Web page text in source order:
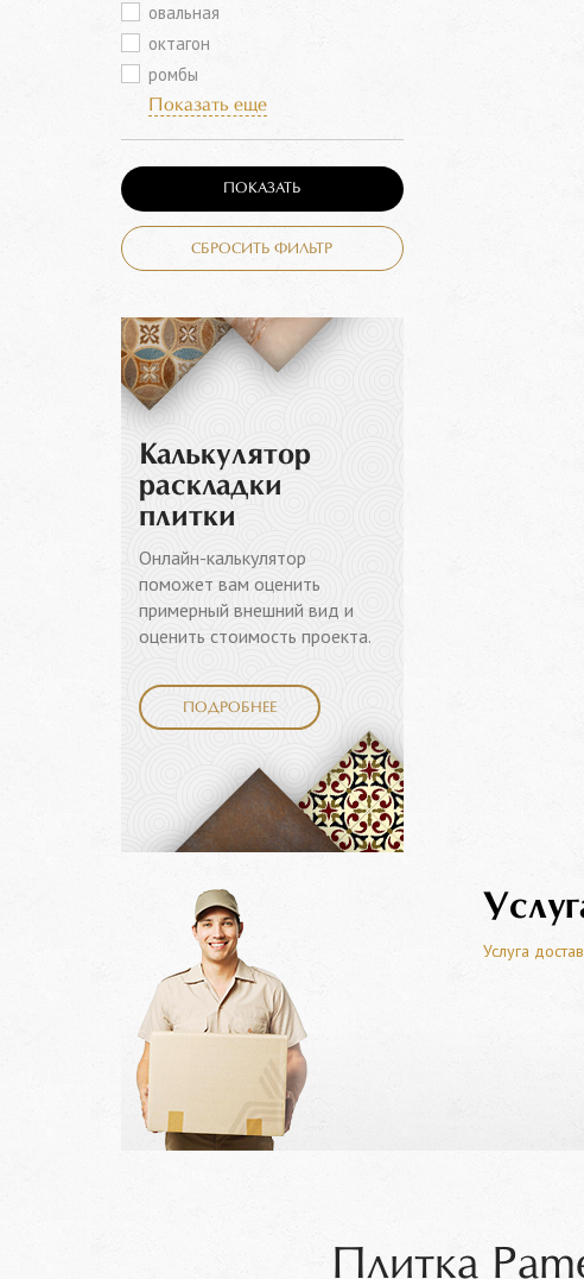
овальная
октагон
ромбы
Показать еще
ПОКАЗАТЬ
СБРОСИТЬ ФИЛЬТР
Калькулятор
раскладки
плитки
Онлайн-калькулятор
поможет вам оценить
примерный внешний вид и
оценить стоимость проекта.
ПОДРОБНЕЕ
Услуга
Плитка